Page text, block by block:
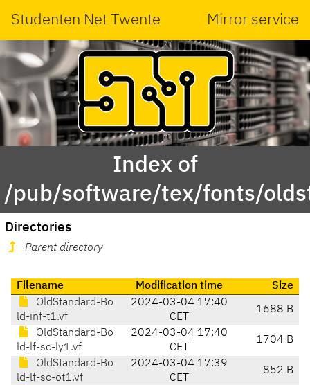
Studenten Net Twente Mirror service
Index of
/pub/software/tex/fonts/
Directories
Parent directory
Filename Modification time
Size
OldStandard-Bo
ld-inf-t1.vf
2024-03-04 17:40
CET
1688 B
OldStandard-Bo
ld-lf-sc-ly1.vf
2024-03-04 17:40
CET
1704 B
OldStandard-Bo
ld-lf-sc-ot1.vf
2024-03-04 17:39
CET
852 B